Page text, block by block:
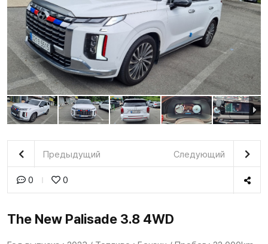
Предыдущий Следующий
0 0
The New Palisade 3.8 4WD